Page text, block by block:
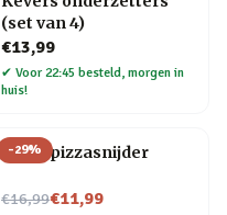
(set van 4)
€13,99
✔ Voor 22:45 besteld, morgen in
huis!
-29%
Elpee pizzasnijder
€16,99
Nu voor€11,99